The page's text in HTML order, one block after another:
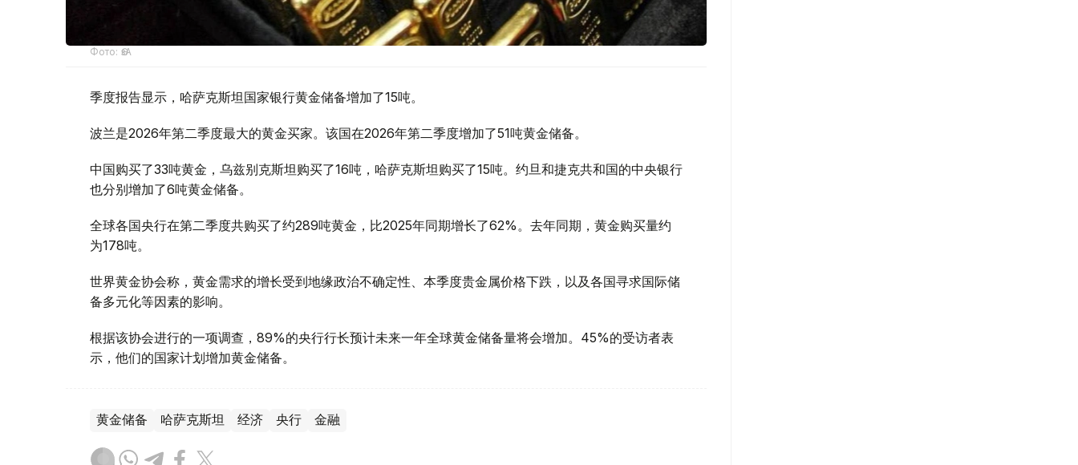
Фото: ӨзА
季度报告显示，哈萨克斯坦国家银行黄金储备增加了15吨。
波兰是2026年第二季度最大的黄金买家。该国在2026年第二季度增加了51吨黄金储备。
中国购买了33吨黄金，乌兹别克斯坦购买了16吨，哈萨克斯坦购买了15吨。约旦和捷克共和国的中央银行
也分别增加了6吨黄金储备。
全球各国央行在第二季度共购买了约289吨黄金，比2025年同期增长了62%。去年同期，黄金购买量约
为178吨。
世界黄金协会称，黄金需求的增长受到地缘政治不确定性、本季度贵金属价格下跌，以及各国寻求国际储
备多元化等因素的影响。
根据该协会进行的一项调查，89%的央行行长预计未来一年全球黄金储备量将会增加。45%的受访者表
示，他们的国家计划增加黄金储备。
黄金储备 哈萨克斯坦 经济 央行 金融